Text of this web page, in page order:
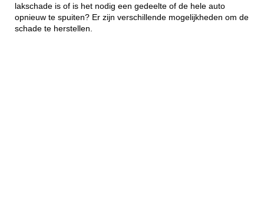
lakschade is of is het nodig een gedeelte of de hele auto
opnieuw te spuiten? Er zijn verschillende mogelijkheden om de
schade te herstellen.